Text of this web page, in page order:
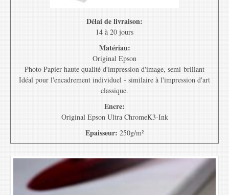
Délai de livraison:
14 à 20 jours
Matériau:
Original Epson
Photo Papier haute qualité d'impression d'image, semi-brillant
Idéal pour l'encadrement individuel - similaire à l'impression d'art
classique.
Encre:
Original Epson Ultra ChromeK3-Ink
Epaisseur: 250g/m²